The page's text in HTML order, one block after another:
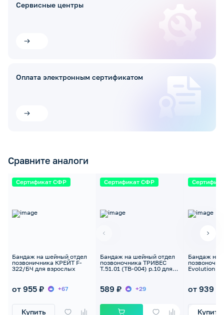
Сервисные центры
Оплата электронным сертификатом
Сравните аналоги
Сертификат СФР
Бандаж на шейный отдел
позвоничника КРЕЙТ F-
322/БЧ для взрослых
от 955 ₽ +67
Купить
Сертификат СФР
Бандаж на шейный отдел
позвоночника ТРИВЕС
Т.51.01 (ТВ-004) р.10 для
589 ₽ +29
Бандаж на
Evolution
от 939 ₽
Купить